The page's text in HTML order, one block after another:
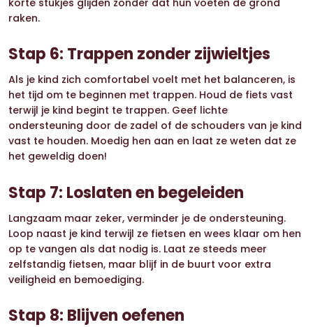
raken.
Stap 6: Trappen zonder zijwieltjes
Als je kind zich comfortabel voelt met het balanceren, is
het tijd om te beginnen met trappen. Houd de fiets vast
terwijl je kind begint te trappen. Geef lichte
ondersteuning door de zadel of de schouders van je kind
vast te houden. Moedig hen aan en laat ze weten dat ze
het geweldig doen!
Stap 7: Loslaten en begeleiden
Langzaam maar zeker, verminder je de ondersteuning.
Loop naast je kind terwijl ze fietsen en wees klaar om hen
op te vangen als dat nodig is. Laat ze steeds meer
zelfstandig fietsen, maar blijf in de buurt voor extra
veiligheid en bemoediging.
Stap 8: Blijven oefenen